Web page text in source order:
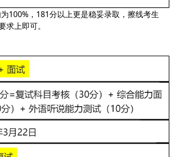
100%，181分以上更是稳妥录取，擦线考生
求上即可。